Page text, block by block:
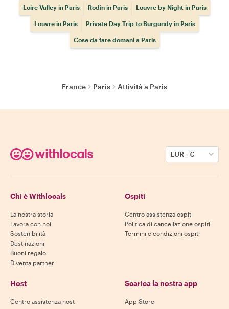
Loire Valley in Paris Rodin in Paris Louvre by Night in Paris
Louvre in Paris Private Day Trip to Burgundy in Paris
Cose da fare domani a Paris
France Paris Attività a Paris
EUR-€
Chi è Withlocals
La nostra storia
Lavora con noi
Sostenibilità
Destinazioni
Buoni regalo
Diventa partner
Ospiti
Centro assistenza ospiti
Politica di cancellazione ospiti
Termini e condizioni ospiti
Host
Centro assistenza host
Scarica la nostra app
App Store